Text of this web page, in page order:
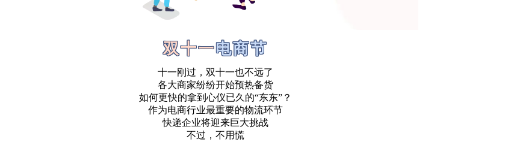
双十一电商节
十一刚过，双十一也不远了
各大商家纷纷开始预热备货
如何更快的拿到心仪已久的“东东”？
作为电商行业最重要的物流环节
快递企业将迎来巨大挑战
不过，不用慌